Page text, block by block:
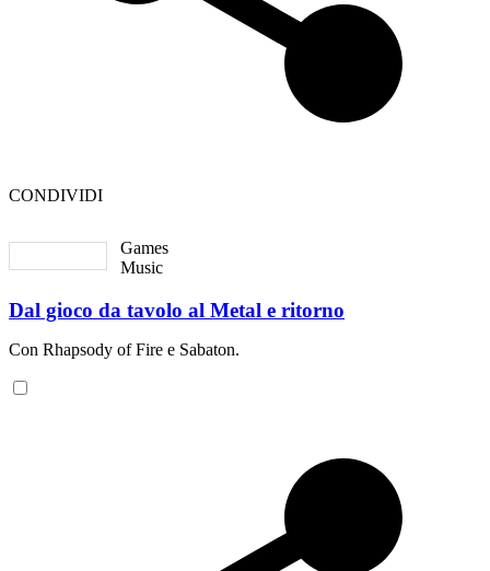
CONDIVIDI
Games
Music
Dal gioco da tavolo al Metal e ritorno
Con Rhapsody of Fire e Sabaton.